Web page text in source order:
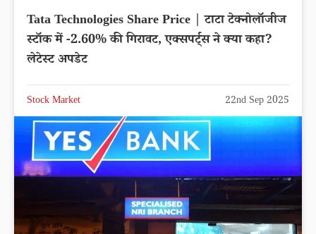
Tata Technologies Share Price | टाटा टेक्नोलॉजीज
स्टॉक में -2.60% की गिरावट, एक्सपर्ट्स ने क्या कहा?
लेटेस्ट अपडेट
Stock Market 22nd Sep 2025